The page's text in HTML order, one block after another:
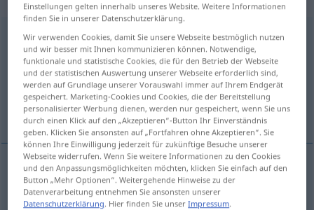
Lochn
Übersicht aller Übersetzungen
(Für mehr Details die Übersetzung anklicken/antippen)
lúknja
lúknja Loch
Einstellungen gelten innerhalb unseres Website. Weitere Informationen
finden Sie in unserer Datenschutzerklärung.
Wir verwenden Cookies, damit Sie unsere Webseite bestmöglich nutzen
und wir besser mit Ihnen kommunizieren können. Notwendige,
funktionale und statistische Cookies, die für den Betrieb der Webseite
und der statistischen Auswertung unserer Webseite erforderlich sind,
werden auf Grundlage unserer Vorauswahl immer auf Ihrem Endgerät
gespeichert. Marketing-Cookies und Cookies, die der Bereitstellung
personalisierter Werbung dienen, werden nur gespeichert, wenn Sie uns
durch einen Klick auf den „Akzeptieren“-Button Ihr Einverständnis
geben. Klicken Sie ansonsten auf „Fortfahren ohne Akzeptieren“. Sie
können Ihre Einwilligung jederzeit für zukünftige Besuche unserer
Webseite widerrufen. Wenn Sie weitere Informationen zu den Cookies
und den Anpassungsmöglichkeiten möchten, klicken Sie einfach auf den
Button „Mehr Optionen“. Weitergehende Hinweise zu der
Datenverarbeitung entnehmen Sie ansonsten unserer
Datenschutzerklärung. Hier finden Sie unserImpressum.